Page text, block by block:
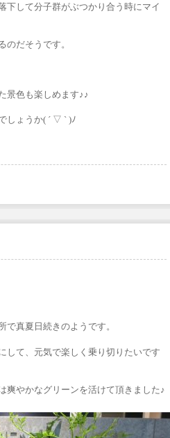
下して分子群がぶつかり合う時にマイ
のだそうです。
景色も楽しめます♪♪
しょうか( ´ ▽ ` )ﾉ
で真夏日続きのようです。
して、元気で楽しく乗り切りたいです
爽やかなグリーンを活けて頂きました♪